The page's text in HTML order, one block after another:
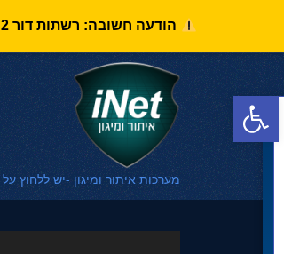
פתח סרגל נגישות
הודעה חשובה: רשתות דור 2 ו-3 נסגרות! שדרגו את מערכת האיתור לדור 4 בזיכוי של 1,010 ש"ח למערכות iNet Moto (במעמד השדרוג בלבד).
מערכות איתור ומיגון -יש ללחוץ